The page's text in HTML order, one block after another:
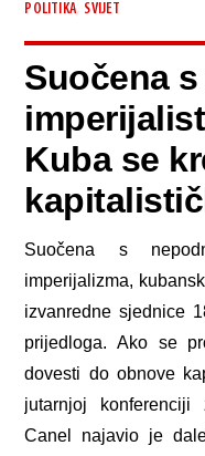
POLITIKA SVIJET
Suočena
Kuba se
Suočena s
imperijalizma,
izvanredne sjednice
prijedloga. Ako se
dovesti do obnove
jutarnjoj
Canel najavio je